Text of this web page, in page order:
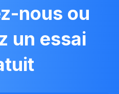
nous ou
un essai